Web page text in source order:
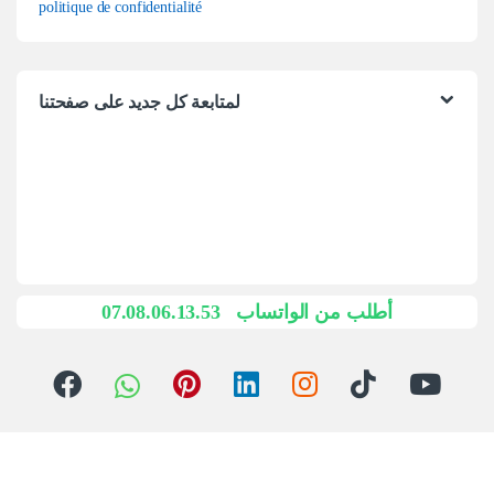
politique de confidentialité
لمتابعة كل جديد على صفحتنا
07.08.06.13.53 أطلب من الواتساب